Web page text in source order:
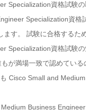
Specialization資格試験
Specialization資格
す。 試験に合格するた
Specialization資格試験
が満場一致で認めてい
Cisco Small and
Business